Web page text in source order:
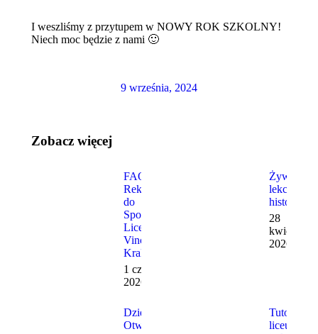
I weszliśmy z przytupem w NOWY ROK SZKOLNY!
Niech moc będzie z nami 🙂
9 września, 2024
Zobacz więcej
FAQ –
Rekrutacja
do
Społecznego
Liceum Da
Vinci w
Krakowie
1 czerwca,
2026
Żywa
lekcja
historii
28
kwietnia,
2026
Dzień
Otwarty
Tutoring w
liceum –